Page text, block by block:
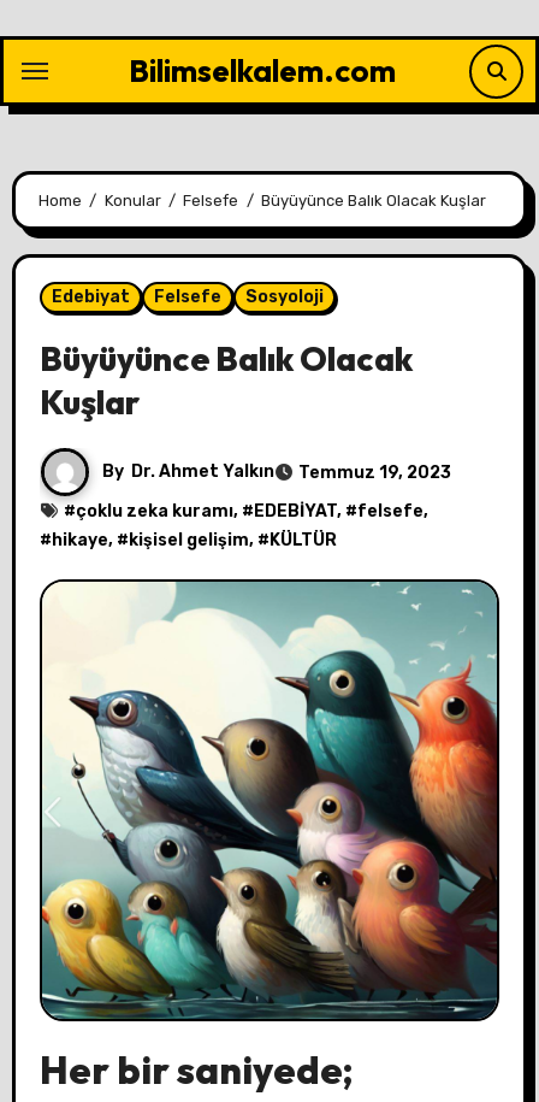
content
Bilimselkalem.com
Home Konular Felsefe Büyüyünce Balık Olacak Kuşlar
Edebiyat Felsefe Sosyoloji
Büyüyünce Balık Olacak
Kuşlar
By Dr. Ahmet Yalkın
Temmuz 19, 2023
#çoklu zeka kuramı, # EDEBİYAT, #felsefe,
# hikaye, # kişisel gelişim, # KÜLTÜR
Her bir saniyede;